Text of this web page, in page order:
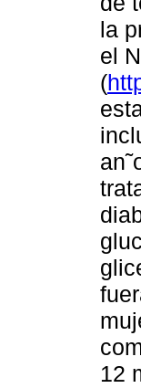
la
el
(
12